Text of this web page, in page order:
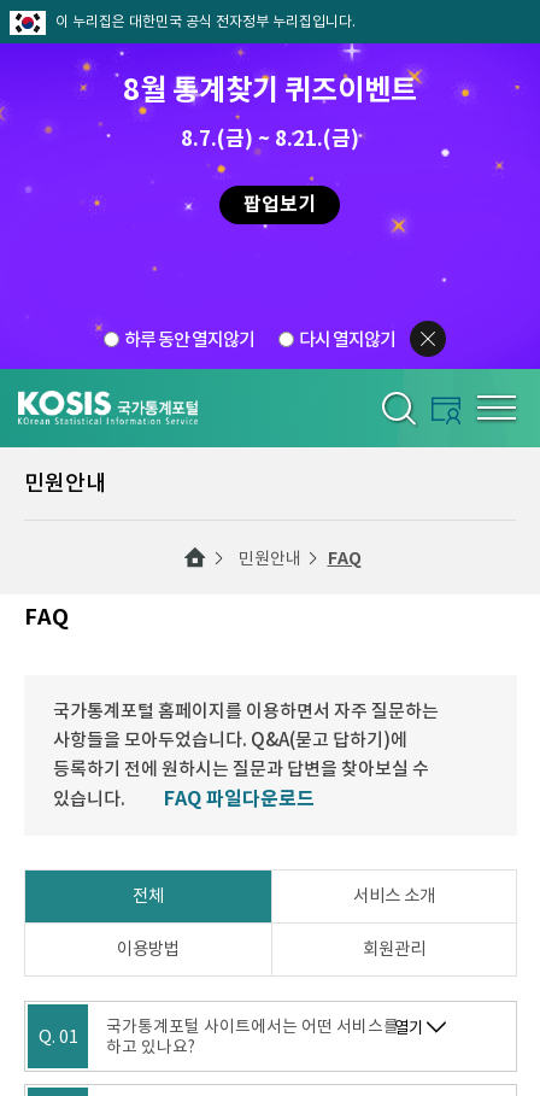
이 누리집은 대한민국 공식 전자정부 누리집입니다.
8월 통계찾기 퀴즈이벤트
8.7.(금) ~ 8.21.(금)
팝업보기
하루 동안 열지않기 다시 열지않기
민원안내
민원안내 FAQ
FAQ
국가통계포털 홈페이지를 이용하면서 자주 질문하는
사항들을 모아두었습니다. Q&A(묻고 답하기)에
등록하기 전에 원하시는 질문과 답변을 찾아보실 수
있습니다.
FAQ 파일다운로드
전체 서비스 소개
이용방법 회원관리
Q. 01
국가통계포털 사이트에서는 어떤 서비스를
하고 있나요?
열기